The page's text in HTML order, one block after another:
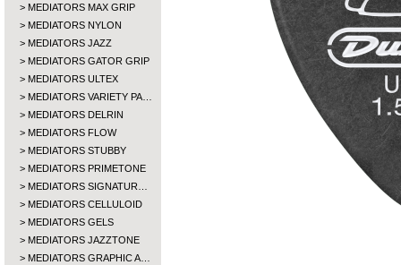
MEDIATORS MAX GRIP
MEDIATORS NYLON
MEDIATORS JAZZ
MEDIATORS GATOR GRIP
MEDIATORS ULTEX
MEDIATORS VARIETY PA…
MEDIATORS DELRIN
MEDIATORS FLOW
MEDIATORS STUBBY
MEDIATORS PRIMETONE
MEDIATORS SIGNATUR…
MEDIATORS CELLULOID
MEDIATORS GELS
MEDIATORS JAZZTONE
MEDIATORS GRAPHIC A…